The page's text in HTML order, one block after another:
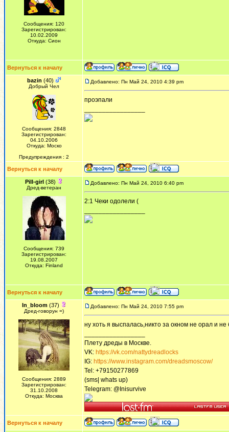
Сообщения: 120
Зарегистрирован:
10.02.2009
Откуда: Сион
Вернуться к началу
bazin (40)
Добрый Чел
Сообщения: 2848
Зарегистрирован:
04.10.2006
Откуда: Моско
Предупреждения : 2
Добавлено: Пн Май 24, 2010 4:39 pm
проэпали
Вернуться к началу
Pill-girl (38)
Дред-ветеран
Сообщения: 739
Зарегистрирован:
19.08.2007
Откуда: Finland
Добавлено: Пн Май 24, 2010 6:40 pm
2:1 Чеки одолели (
Вернуться к началу
In_bloom(37)
Дред-говорун =)
Сообщения: 2889
Зарегистрирован:
31.10.2008
Откуда: Москва
Добавлено: Пн Май 24, 2010 7:55 pm
ну хоть я выспалась,никто за окном не орал и не
Плету дреды в Москве.
VK: https://vk.com/nattydreadlocks
IG: https://www.instagram.com/dreadsmoscow/
Tel: +79150277869
(sms| whats up)
Telegram: @Inisurvive
Вернуться к началу